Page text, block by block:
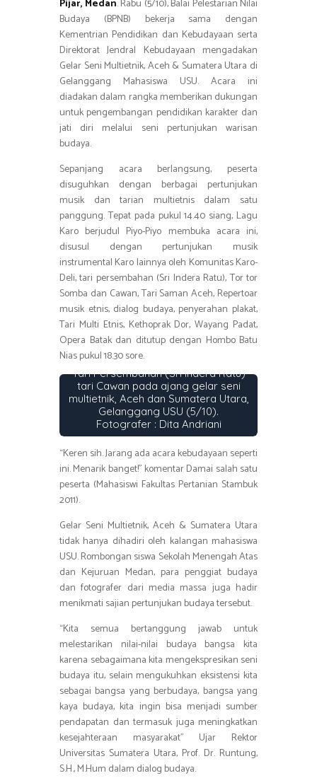
p
Pijar, Medan. Rabu (5/10), Balai Pelestarian Nilai
Budaya (BPNB) bekerja sama dengan
Kementrian Pendidikan dan Kebudayaan serta
Direktorat Jendral Kebudayaan mengadakan
Gelar Seni Multietnik, Aceh & Sumatera Utara di
Gelanggang Mahasiswa USU. Acara ini
diadakan dalam rangka memberikan dukungan
untuk pengembangan pendidikan karakter dan
jati diri melalui seni pertunjukan warisan
budaya.
Sepanjang acara berlangsung, peserta
disuguhkan dengan berbagai pertunjukan
musik dan tarian multietnis dalam satu
panggung. Tepat pada pukul 14.40 siang, Lagu
Karo berjudul Piyo-Piyo membuka acara ini,
disusul dengan pertunjukan musik
instrumental Karo lainnya oleh Komunitas Karo-
Deli, tari persembahan (Sri Indera Ratu), Tor tor
Somba dan Cawan, Tari Saman Aceh, Repertoar
musik etnis, dialog budaya, penyerahan plakat,
Tari Multi Etnis, Kethoprak Dor, Wayang Padat,
Opera Batak dan ditutup dengan Hombo Batu
Nias pukul 18.30 sore.
Tari Persembahan (Sri Indera Ratu)
tari Cawan pada ajang gelar seni
multietnik, Aceh dan Sumatera Utara,
Gelanggang USU (5/10).
Fotografer : Dita Andriani
“Keren sih. Jarang ada acara kebudayaan seperti
ini. Menarik banget!” komentar Damai salah satu
peserta (Mahasiswi Fakultas Pertanian Stambuk
2011).
Gelar Seni Multietnik, Aceh & Sumatera Utara
tidak hanya dihadiri oleh kalangan mahasiswa
USU. Rombongan siswa Sekolah Menengah Atas
dan Kejuruan Medan, para penggiat budaya
dan fotografer dari media massa juga hadir
menikmati sajian pertunjukan budaya tersebut.
“Kita semua bertanggung jawab untuk
melestarikan nilai-nilai budaya bangsa kita
karena sebagaimana kita mengekspresikan seni
budaya itu, selain mengukuhkan eksistensi kita
sebagai bangsa yang berbudaya, bangsa yang
kaya budaya, kita ingin bisa menjadi sumber
pendapatan dan termasuk juga meningkatkan
kesejahteraan masyarakat” Ujar Rektor
Universitas Sumatera Utara, Prof. Dr. Runtung,
S.H., M.Hum dalam dialog budaya.